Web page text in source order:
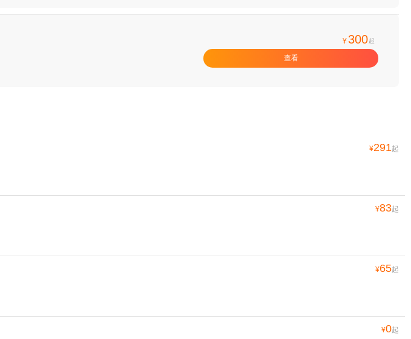
¥300起
查看
¥291起
¥83起
¥65起
¥0起